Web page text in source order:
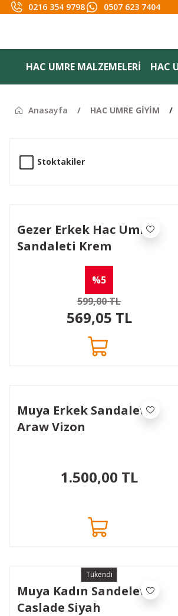
0216 354 9798 0507 623 7404
HAC UMRE MALZEMELERİ HAC
Anasayfa HAC UMRE GİYİM
Stoktakiler
Gezer Erkek Hac Umre
Sandaleti Krem
%5
599,00 TL
569,05 TL
Muya Erkek Sandaleti
Araw Vizon
1.500,00 TL
Tükendi
Muya Kadın Sandeleti
Caslade Siyah